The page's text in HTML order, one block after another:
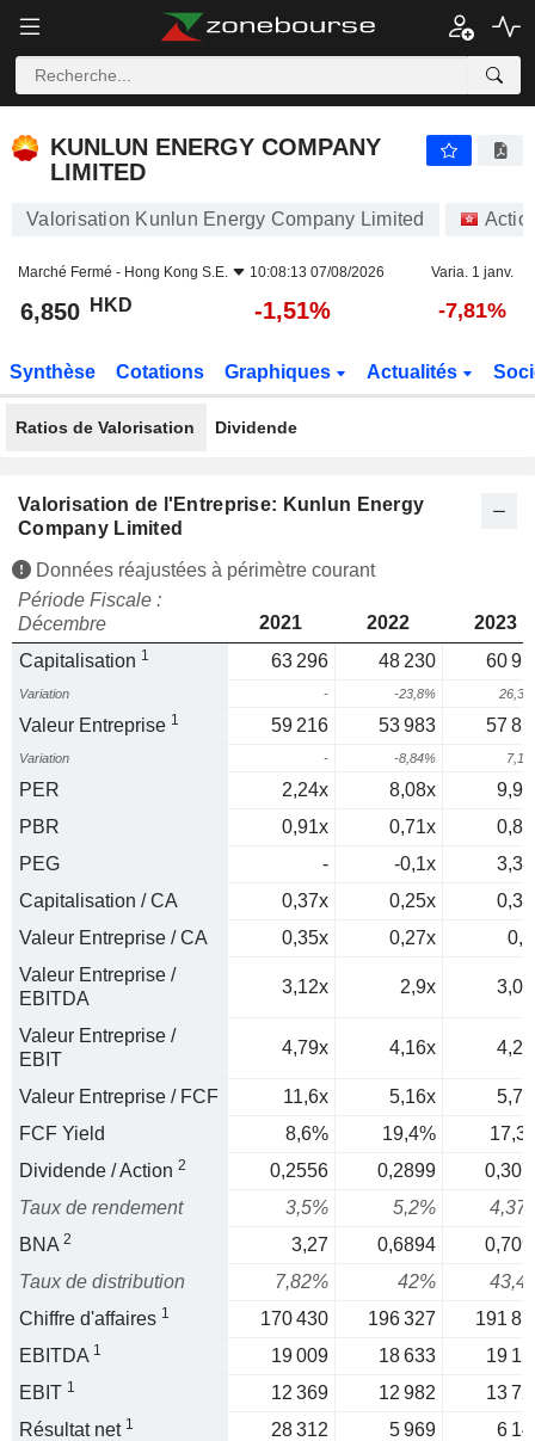
KUNLUN ENERGY COMPANY
LIMITED
Valorisation Kunlun Energy Company Limited
Marché Fermé - Hong Kong S.E. 10:08:13 07/08/2026 Varia. 1 janv.
6,850 HKD -1,51% -7,81%
Synthèse Cotations Graphiques Actualités
Ratios de Valorisation Dividende
Valorisation de l'Entreprise: Kunlun Energy
Company Limited
Données réajustées à périmètre courant
Période Fiscale :
Décembre
2021 2022
2023
Capitalisation 1 63 296 48 230 60
Variation - -23,8%
Valeur Entreprise 1 59 216 53 983 57
Variation - -8,84%
PER 2,24x 8,08x
PBR
0,91x 0,71x
PEG
- -0,1x
Capitalisation / CA
0,37x 0,25x
Valeur Entreprise / CA
0,35x 0,27x
Valeur Entreprise /
EBITDA
3,12x 2,9x
Valeur Entreprise /
EBIT
4,79x 4,16x
Valeur Entreprise / FCF 11,6x 5,16x
FCF Yield
8,6% 19,4%
Dividende / Action 2 0,2556 0,2899
Taux de rendement
3,5% 5,2%
BNA 2 3,27 0,6894
Taux de distribution
7,82% 42%
Chiffre d'affaires 1 170 430 196 327
191
EBITDA 1 19 009 18 633
19
EBIT 1 12 369 12 982
13
Résultat net 1 28 312 5 969
6